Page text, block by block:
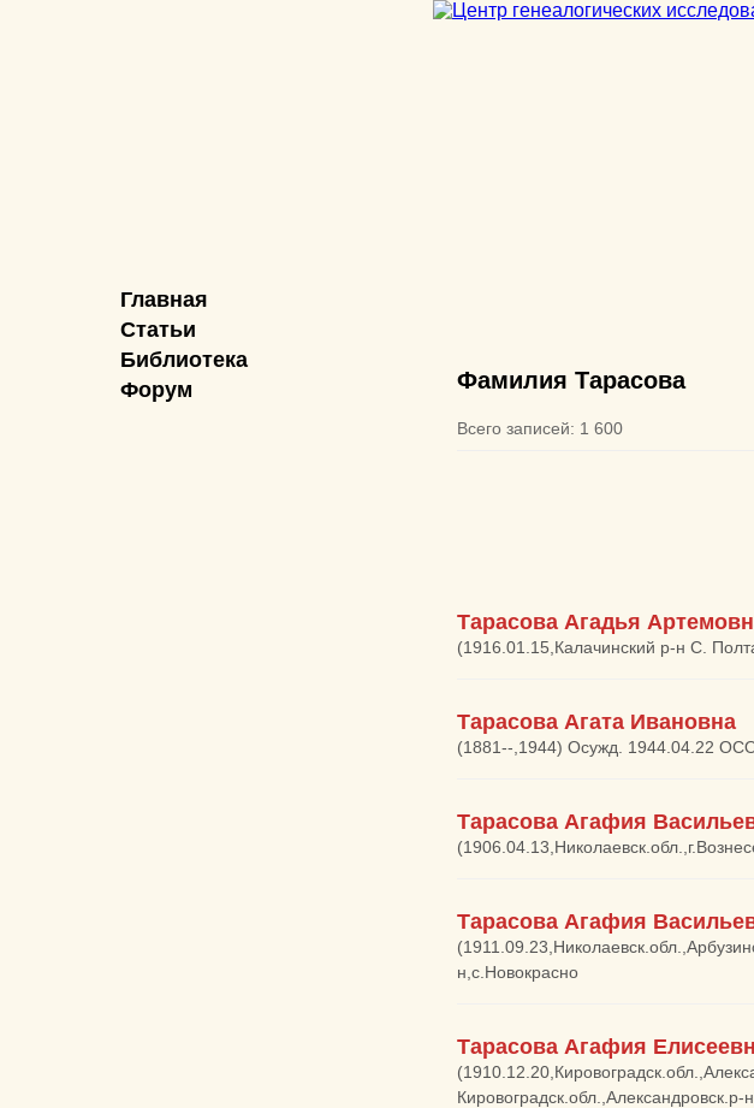
Главная
Статьи
Библиотека
Форум
Фамилия Тарасова
Всего записей: 1 600
Тарасова Агадья
(1916.01.15,Калачинский р-н С.
Тарасова Агата Ивановна
(1881--,1944) Осужд. 1944.04.22
Тарасова Агафия
Тарасова Агафия
н,с.Новокрасно
Тарасова Агафия
Кировоградск.обл.,Александровск.р-н